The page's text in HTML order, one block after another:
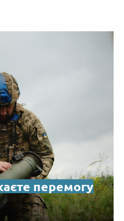
перемогу